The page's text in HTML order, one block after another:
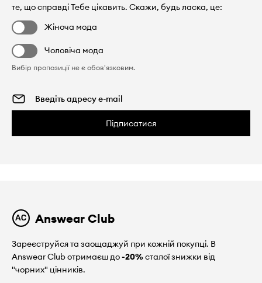
те, що справді Тебе цікавить. Скажи, будь ласка, це:
Жіноча мода
Чоловіча мода
Вибір пропозиції не є обов'язковим.
Підписатися
Answear Club
Зареєструйся та заощаджуй при кожній покупці. В
Answear Club отримаєш до-20%сталої знижки від
"чорних" цінників.